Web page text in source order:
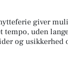
giver
tempo, uden
og usikkerhed